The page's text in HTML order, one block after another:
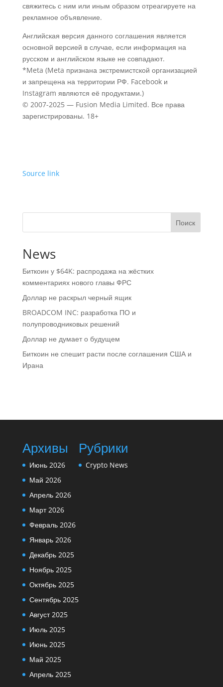
свяжитесь с ним или иным образом отреагируете на
рекламное объявление.
Английская версия данного соглашения является
основной версией в случае, если информация на
русском и английском языке не совпадают.
*Meta (Meta признана экстремистской организацией
и запрещена на территории РФ. Facebook и
Instagram являются её продуктами.)
© 2007-2025— Fusion Media Limited. Все права
зарегистрированы. 18+
Source link
Поиск
News
Биткоин у $64K: распродажа на жёстких
комментариях нового главы ФРС
Доллар не раскрыл черный ящик
BROADCOM INC: разработка ПО и
полупроводниковых решений
Доллар не думает о будущем
Биткоин не спешит расти после соглашения США и
Ирана
Архивы
Июнь 2026
Май 2026
Апрель 2026
Март 2026
Февраль 2026
Январь 2026
Декабрь 2025
Ноябрь 2025
Октябрь 2025
Сентябрь 2025
Август 2025
Июль 2025
Июнь 2025
Май 2025
Апрель 2025
Рубрики
Crypto News